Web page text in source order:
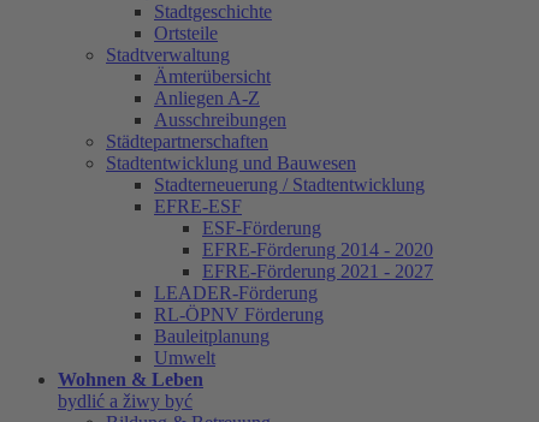
Stadtgeschichte
Ortsteile
Stadtverwaltung
Ämterübersicht
Anliegen A-Z
Ausschreibungen
Städtepartnerschaften
Stadtentwicklung und Bauwesen
Stadterneuerung / Stadtentwicklung
EFRE-ESF
ESF-Förderung
EFRE-Förderung 2014 - 2020
EFRE-Förderung 2021 - 2027
LEADER-Förderung
RL-ÖPNV Förderung
Bauleitplanung
Umwelt
Wohnen & Leben
bydlić a žiwy być